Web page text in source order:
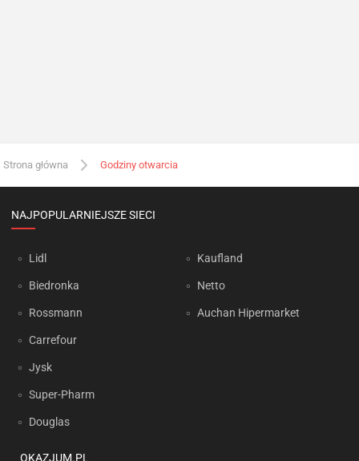
Strona główna Godziny otwarcia
NAJPOPULARNIEJSZE SIECI
Lidl
Biedronka
Rossmann
Carrefour
Jysk
Super-Pharm
Douglas
Kaufland
Netto
Auchan Hipermarket
OKAZJUM.PL